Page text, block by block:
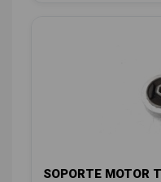
SOPORTE MOTOR